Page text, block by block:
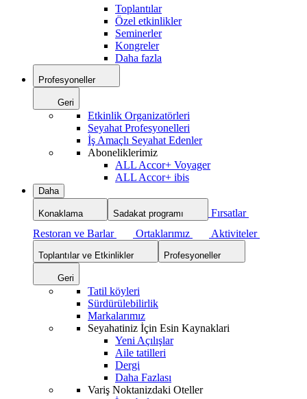
Toplantılar
Özel etkinlikler
Seminerler
Kongreler
Daha fazla
Profesyoneller
Geri
Etkinlik Organizatörleri
Seyahat Profesyonelleri
İş Amaçlı Seyahat Edenler
Aboneliklerimiz
ALL Accor+ Voyager
ALL Accor+ ibis
Daha
Konaklama Sadakat programı
Fırsatlar
Restoran ve Barlar
Ortaklarımız Aktiviteler
Toplantılar ve Etkinlikler Profesyoneller
Geri
Tatil köyleri
Sürdürülebilirlik
Markalarımız
Seyahatiniz İçin Esin Kaynaklari
Yeni Açılışlar
Aile tatilleri
Dergi
Daha Fazlası
Variş Noktanizdaki Oteller